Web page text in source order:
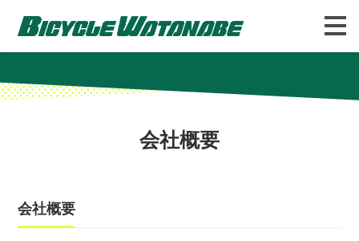
FAQ
会社概要
会社概要